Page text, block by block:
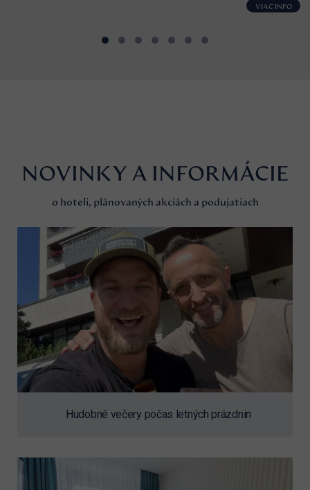
VIAC INFO
NOVINKY A INFORMÁCIE
o hoteli, plánovaných akciách a podujatiach
Hudobné večery počas letných prázdnin